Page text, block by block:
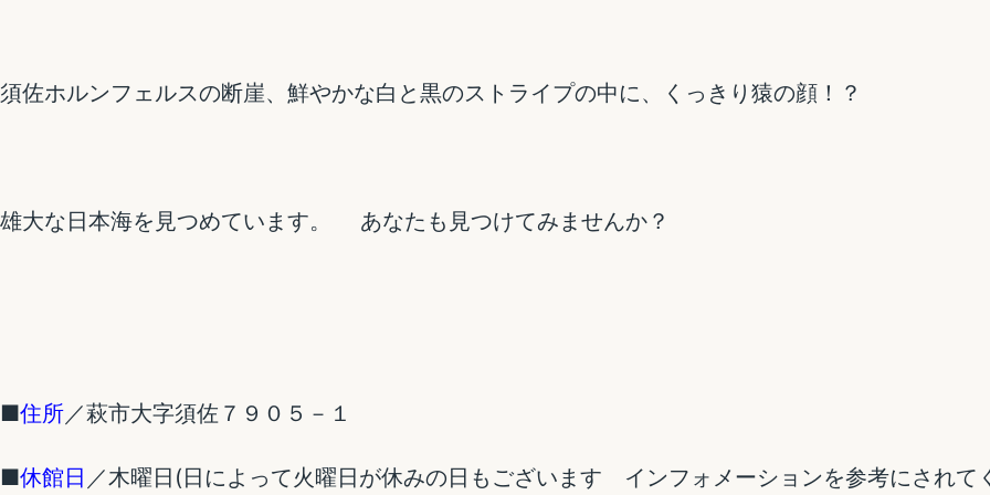
須佐ホルンフェルスの断崖、鮮やかな白と黒のストライプの中に、くっきり猿の顔！？
雄大な日本海を見つめています。 あなたも見つけてみませんか？
■住所／萩市大字須佐７９０５－１
■休館日 ／木曜日(日によって火曜日が休みの日もございます インフォメーションを参考にされて